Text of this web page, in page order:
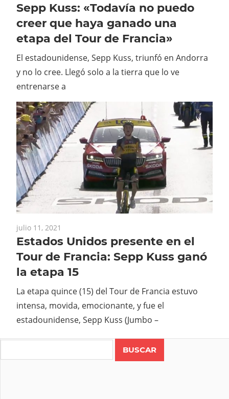
Sepp Kuss: «Todavía no puedo
creer que haya ganado una
etapa del Tour de Francia»
El estadounidense, Sepp Kuss, triunfó en Andorra
y no lo cree. Llegó solo a la tierra que lo ve
entrenarse a
julio 11, 2021
Estados Unidos presente en el
Tour de Francia: Sepp Kuss ganó
la etapa 15
La etapa quince (15) del Tour de Francia estuvo
intensa, movida, emocionante, y fue el
estadounidense, Sepp Kuss (Jumbo –